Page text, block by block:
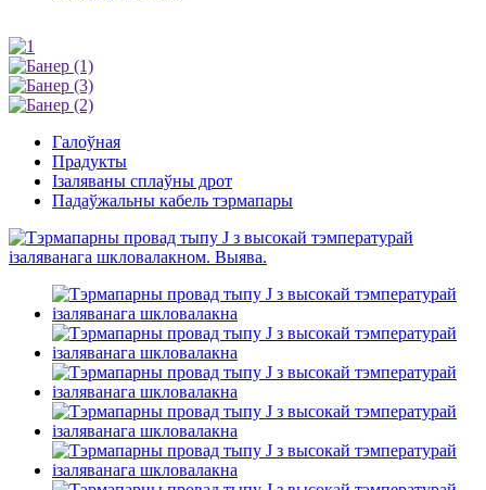
Галоўная
Прадукты
Ізаляваны сплаўны дрот
Падаўжальны кабель тэрмапары